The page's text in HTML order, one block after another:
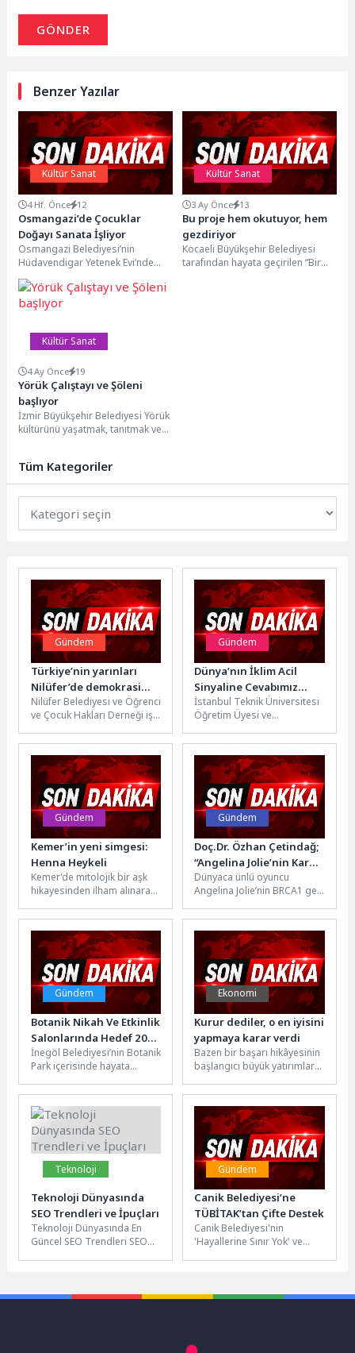
GÖNDER
Benzer Yazılar
Kültür Sanat
4 Hf. Önce 12
Osmangazi’de Çocuklar
Doğayı Sanata İşliyor
Osmangazi Belediyesi’nin
Hüdavendigar Yetenek Evi’nde
başlattığı “Orman Sanatları
Atölyesi”, çocukların doğadan
toplanan materyalleri sanat
Kültür Sanat
3 Ay Önce 13
Bu proje hem okutuyor, hem
gezdiriyor
Kocaeli Büyükşehir Belediyesi
tarafından hayata geçirilen “Bir
Kültür Sanat
4 Ay Önce 19
Yörük Çalıştayı ve Şöleni
başlıyor
İzmir Büyükşehir Belediyesi Yörük
kültürünü yaşatmak, tanıtmak ve
Tüm Kategoriler
Gündem
Türkiye’nin yarınları
Nilüfer’de demokrasi
provası yaptı
Nilüfer Belediyesi ve Öğrenci
ve Çocuk Hakları Derneği iş
Simülasyonu’ etkinliği,
gençlerin...
Gündem
Dünya’nın İklim Acil
Sinyaline Cevabımız
Güçleniyor
İstanbul Teknik Üniversitesi
Öğretim Üyesi ve
Tüketim Derneği (SÜT-D)
Başkanı Prof. Dr....
Gündem
Kemer’in yeni simgesi:
Henna Heykeli
Kemer'de mitolojik bir aşk
hikayesinden ilham alınarak
Çınarlı Kavşağı'ndaki yerini
aldı. Kemer Belediyesi'nin...
Gündem
Doç.Dr. Özhan Çetindağ;
“Angelina Jolie’nin Kararı
Meme Kanserinde
Küresel Farkındalık
Yarattı”
Dünyaca ünlü oyuncu
Angelina Jolie’nin BRCA1 gen
açıklamasının ardından
koruyucu amaçla yaptırdığı
subkutan...
Gündem
Botanik Nikah Ve Etkinlik
Salonlarında Hedef 2027
Yazı
İnegöl Belediyesi’nin Botanik
Park içerisinde hayata
başladığı Nikah ve Etkinlik
Salonları projesinde...
Ekonomi
Kurur dediler, o en iyisini
yapmaya karar verdi
Bazen bir başarı hikâyesinin
başlangıcı büyük yatırımlar
duyulan tek bir...
Teknoloji
Teknoloji Dünyasında
SEO Trendleri ve İpuçları
Teknoloji Dünyasında En
Güncel SEO Trendleri SEO
Gündem
Canik Belediyesi’ne
TÜBİTAK’tan Çifte Destek
Canik Belediyesi'nin
'Hayallerine Sınır Yok' ve